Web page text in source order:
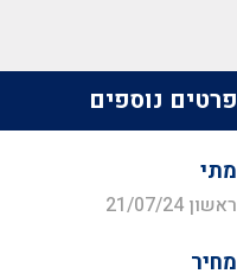
פרטים נוספים
מתי
ראשון 21/07/24
מחיר